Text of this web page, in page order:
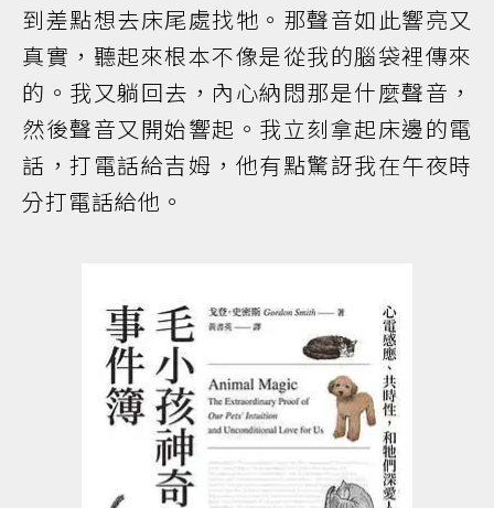
到差點想去床尾處找牠。那聲音如此響亮又
真實，聽起來根本不像是從我的腦袋裡傳來
的。我又躺回去，內心納悶那是什麼聲音，
然後聲音又開始響起。我立刻拿起床邊的電
話，打電話給吉姆，他有點驚訝我在午夜時
分打電話給他。